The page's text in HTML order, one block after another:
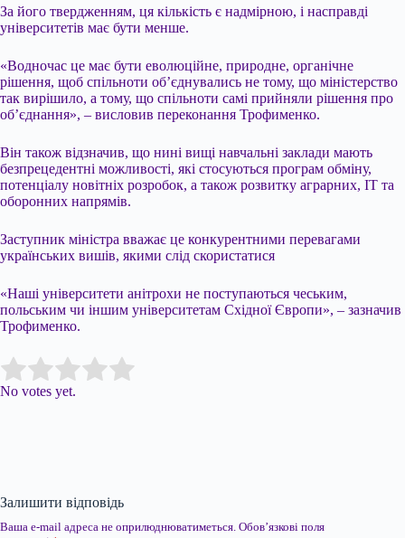
За його твердженням, ця кількість є надмірною, і насправді
університетів має бути менше.
«Водночас це має бути еволюційне, природне, органічне
рішення, щоб спільноти об’єднувались не тому, що міністерство
так вирішило, а тому, що спільноти самі прийняли рішення про
об’єднання», – висловив переконання Трофименко.
Він також відзначив, що нині вищі навчальні заклади мають
безпрецедентні можливості, які стосуються програм обміну,
потенціалу новітніх розробок, а також розвитку аграрних, ІТ та
оборонних напрямів.
Заступник міністра вважає це конкурентними перевагами
українських вишів, якими слід скористатися
«Наші університети анітрохи не поступаються чеським,
польським чи іншим університетам Східної Європи», – зазначив
Трофименко.
Rate this item:
No votes yet.
Залишити відповідь
Ваша e-mail адреса не оприлюднюватиметься. Обов’язкові поля